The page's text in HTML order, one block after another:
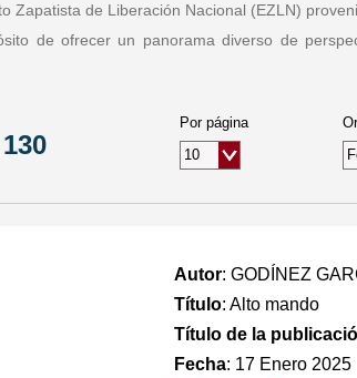
Zapatista de Liberación Nacional (EZLN)
de ofrecer un panorama diverso de
130
Por página
Autor: GODÍNEZ
Título: Alto mando
Título de la
Fecha: 17 Enero 2025